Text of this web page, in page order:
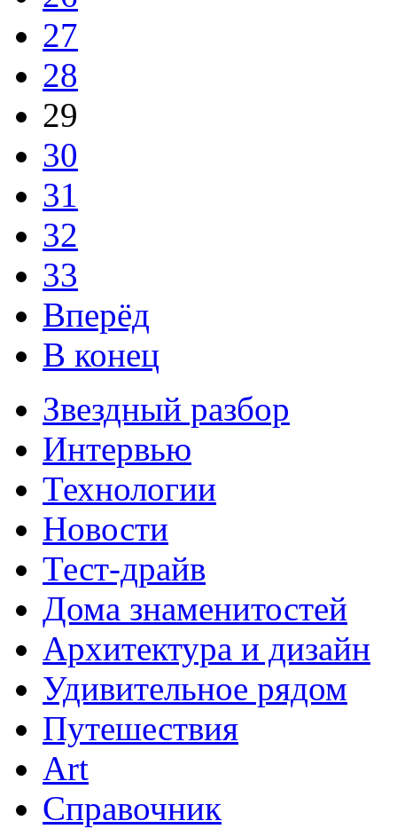
27
28
29
30
31
32
33
Вперёд
В конец
Звездный разбор
Интервью
Технологии
Новости
Тест-драйв
Дома знаменитостей
Архитектура и дизайн
Удивительное рядом
Путешествия
Art
Cправочник